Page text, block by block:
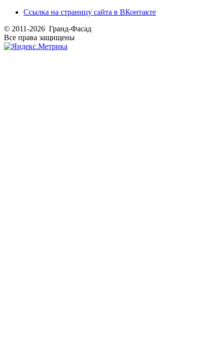
Ссылка на страницу сайта в ВКонтакте
© 2011-2026 Гранд-Фасад
Все права защищены